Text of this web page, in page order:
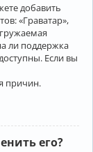
добавить
«Граватар»,
ли поддержка
Если вы
причин.
его?